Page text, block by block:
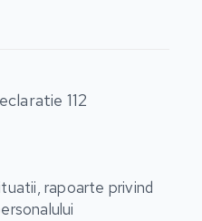
112
rapoarte privind